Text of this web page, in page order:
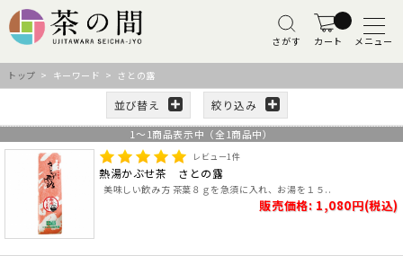
さがす カート メニュー
トップ > キーワード > さとの露
並び替え 絞り込み
1 ～ 1商品表示中（全 1商品中）
レビュー1件
熱湯かぶせ茶 さとの露
美味しい飲み方 茶葉８ｇを急須に入れ、お湯を１５..
販売価格: 1,080円(税込)